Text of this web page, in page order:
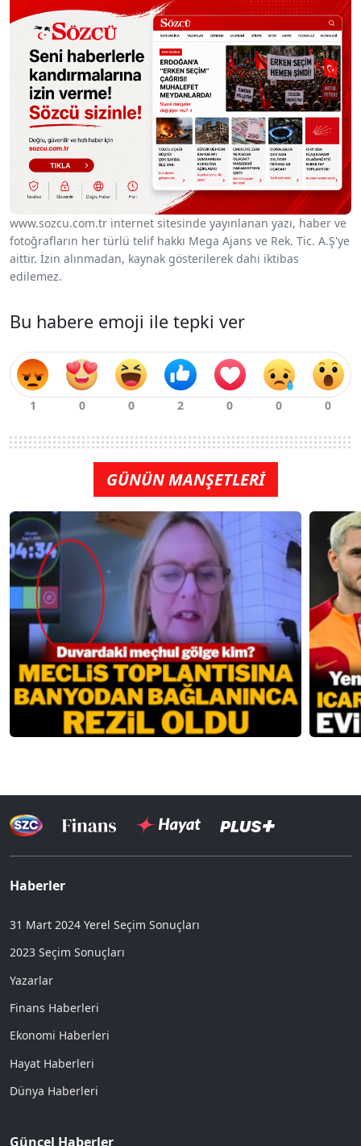
www.sozcu.com.tr internet sitesinde yayınlanan yazı, haber ve
fotoğrafların her türlü telif hakkı Mega Ajans ve Rek. Tic. A.Ş'ye
aittir. İzin alınmadan, kaynak gösterilerek dahi iktibas
edilemez.
Bu habere emoji ile tepki ver
GÜNÜN MANŞETLERİ
Haberler
31 Mart 2024 Yerel Seçim Sonuçları
2023 Seçim Sonuçları
Yazarlar
Finans Haberleri
Ekonomi Haberleri
Hayat Haberleri
Dünya Haberleri
Güncel Haberler